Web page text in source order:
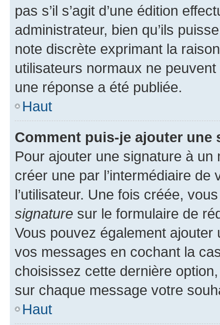
pas s’il s’agit d’une édition
administrateur, bien qu’ils
note discrète exprimant la
utilisateurs normaux ne
une réponse a été publiée.
Haut
Comment puis-je ajouter une
Pour ajouter une signature à un
créer une par l’intermédiaire
l’utilisateur. Une fois créée,
signature sur le formulaire de
Vous pouvez également
vos messages en cochant la
choisissez cette dernière
sur chaque message votre
Haut